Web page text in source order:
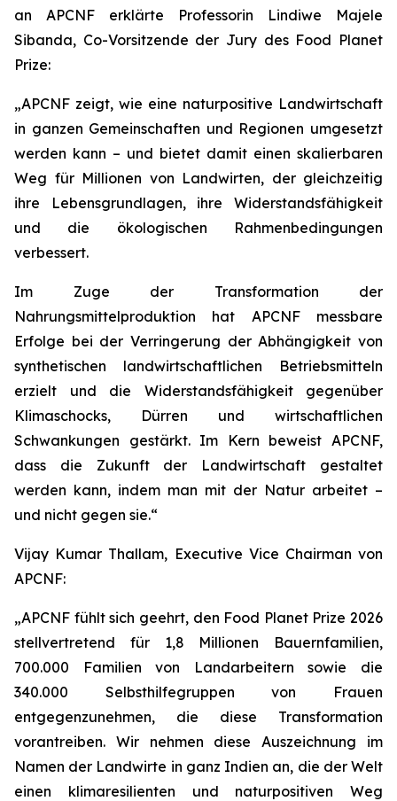
an APCNF erklärte Professorin Lindiwe Majele
Sibanda, Co-Vorsitzende der Jury des Food Planet
Prize:
„APCNF zeigt, wie eine naturpositive Landwirtschaft
in ganzen Gemeinschaften und Regionen umgesetzt
werden kann – und bietet damit einen skalierbaren
Weg für Millionen von Landwirten, der gleichzeitig
ihre Lebensgrundlagen, ihre Widerstandsfähigkeit
und die ökologischen Rahmenbedingungen
verbessert.
Im Zuge der Transformation der
Nahrungsmittelproduktion hat APCNF messbare
Erfolge bei der Verringerung der Abhängigkeit von
synthetischen landwirtschaftlichen Betriebsmitteln
erzielt und die Widerstandsfähigkeit gegenüber
Klimaschocks, Dürren und wirtschaftlichen
Schwankungen gestärkt. Im Kern beweist APCNF,
dass die Zukunft der Landwirtschaft gestaltet
werden kann, indem man mit der Natur arbeitet –
und nicht gegen sie.“
Vijay Kumar Thallam, Executive Vice Chairman von
APCNF:
„APCNF fühlt sich geehrt, den Food Planet Prize 2026
stellvertretend für 1,8 Millionen Bauernfamilien,
700.000 Familien von Landarbeitern sowie die
340.000 Selbsthilfegruppen von Frauen
entgegenzunehmen, die diese Transformation
vorantreiben. Wir nehmen diese Auszeichnung im
Namen der Landwirte in ganz Indien an, die der Welt
einen klimaresilienten und naturpositiven Weg